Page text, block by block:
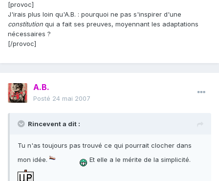
[provoc]
J'irais plus loin qu'A.B. : pourquoi ne pas s'inspirer d'une
constitution qui a fait ses preuves, moyennant les adaptations
nécessaires ?
[/provoc]
A.B.
Posté 24 mai 2007
Rincevent a dit :
Tu n'as toujours pas trouvé ce qui pourrait clocher dans
mon idée.
Et elle a le mérite de la simplicité.